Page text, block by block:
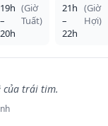
19h
–
20h
(Giờ
Tuất)
21h
–
22h
(Giờ
Hợi)
của trái tim.